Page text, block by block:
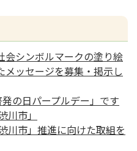
会シンボルマークの塗り絵
メッセージを募集・掲示し
の日パープルデー」です
川市」
川市」推進に向けた取組を